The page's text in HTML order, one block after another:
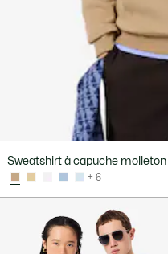
Sweatshirt à capuche molleton
+ 6